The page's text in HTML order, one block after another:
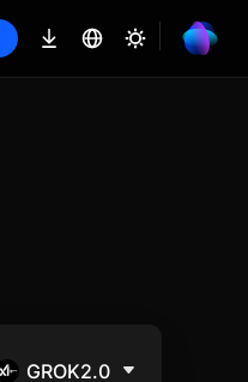
GROK2.0